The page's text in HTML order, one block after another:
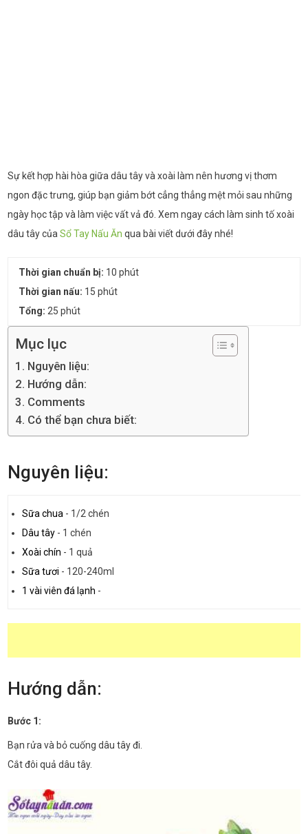
Sự kết hợp hài hòa giữa dâu tây và xoài làm nên hương vị thơm
ngon đặc trưng, giúp bạn giảm bớt cẳng thẳng mệt mỏi sau những
ngày học tập và làm việc vất vả đó. Xem ngay cách làm sinh tố xoài
dâu tây củaSổ Tay Nấu Ăn qua bài viết dưới đây nhé!
Thời gian chuẩn bị: 10 phút
Thời gian nấu: 15 phút
Tổng: 25 phút
Mục lục
Nguyên liệu:
Hướng dẫn:
Comments
Có thể bạn chưa biết:
Nguyên liệu:
Sữa chua - 1/2 chén
Dâu tây - 1 chén
Xoài chín - 1 quả
Sữa tươi - 120-240ml
1 vài viên đá lạnh -
Hướng dẫn:
Bước 1:
Bạn rửa và bỏ cuống dâu tây đi.
Cắt đôi quả dâu tây.